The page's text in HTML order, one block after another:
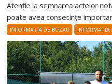
Atenție la semnarea actelor
poate avea consecințe
INFORMATIA DE BUZAU INFORMATIA